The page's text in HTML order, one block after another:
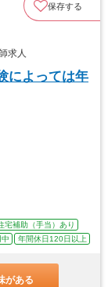
保存する
求人
によっては年
宅補助（手当）あり
年間休日120日以上
がある